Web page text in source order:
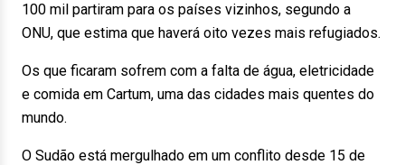
100 mil partiram para os países vizinhos, segundo a
ONU, que estima que haverá oito vezes mais refugiados.
Os que ficaram sofrem com a falta de água, eletricidade
e comida em Cartum, uma das cidades mais quentes do
mundo.
O Sudão está mergulhado em um conflito desde 15 de